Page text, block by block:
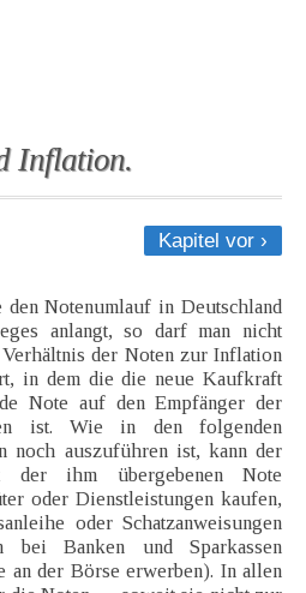
Inflation.
Kapitel vor ›
den Notenumlauf in Deutschland
anlangt, so darf man nicht
Verhältnis der Noten zur Inflation
in dem die die neue Kaufkraft
Note auf den Empfänger der
ist. Wie in den folgenden
noch auszuführen ist, kann der
der ihm übergebenen Note
oder Dienstleistungen kaufen,
oder Schatzanweisungen
bei Banken und Sparkassen
an der Börse erwerben). In allen